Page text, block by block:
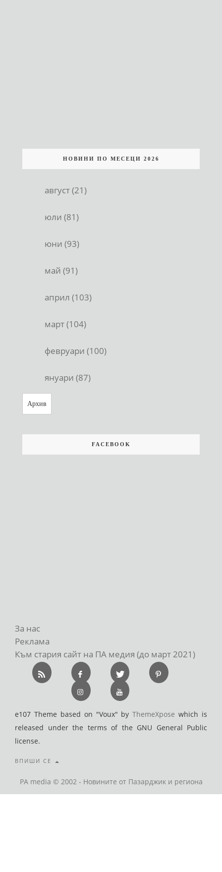
НОВИНИ ПО МЕСЕЦИ 2026
август (21)
юли (81)
юни (93)
май (91)
април (103)
март (104)
февруари (100)
януари (87)
Архив
FACEBOOK
За нас
Реклама
Към стария сайт на ПА медия (до март 2021)
e107 Theme based on "Voux" byThemeXpose which is
released under the terms of the GNU General Public
license.
ВПИШИ СЕ
PA media © 2002 - Новините от Пазарджик и региона